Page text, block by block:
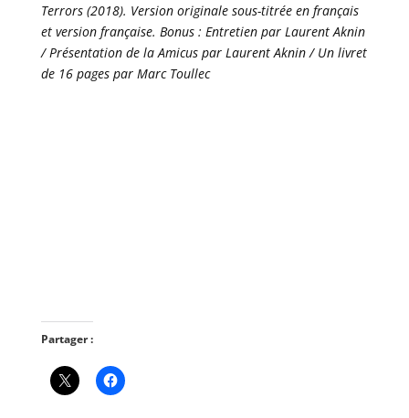
Terrors (2018). Version originale sous-titrée en français
et version française. Bonus : Entretien par Laurent Aknin
/ Présentation de la Amicus par Laurent Aknin / Un livret
de 16 pages par Marc Toullec
Partager :